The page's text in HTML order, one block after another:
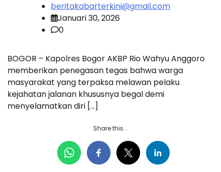
beritakabarterkini@gmail.com
Januari 30, 2026
0
BOGOR – Kapolres Bogor AKBP Rio Wahyu Anggoro
memberikan penegasan tegas bahwa warga
masyarakat yang terpaksa melawan pelaku
kejahatan jalanan khususnya begal demi
menyelamatkan diri […]
Share this...